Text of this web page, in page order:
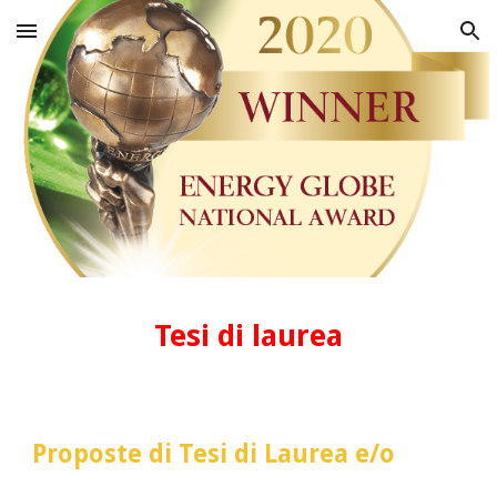
Skip to main content Skip to navigation
Tesi di laurea
Proposte di Tesi di Laurea e/o